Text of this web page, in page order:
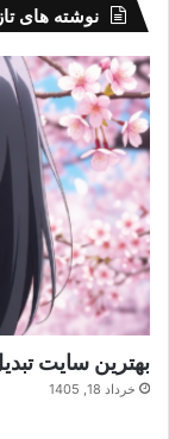
نوشته های
بهترین سایت
خرداد 18, 1405